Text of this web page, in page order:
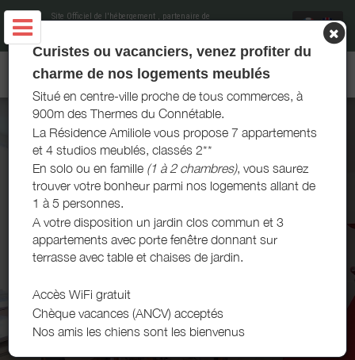
Site Officiel de l'hébergement , partenaire de
AMILIOLE LOCATIONS - LA ROCHE-POSAY
Curistes ou vacanciers, venez profiter du
charme de nos logements meublés
Situé en centre-ville proche de tous commerces, à
900m des Thermes du Connétable.
La Résidence Amiliole vous propose 7 appartements
et 4 studios meublés, classés 2**
En solo ou en famille (1 à 2 chambres), vous saurez
trouver votre bonheur parmi nos logements allant de
1 à 5 personnes.
A votre disposition un jardin clos commun et 3
appartements avec porte fenêtre donnant sur
terrasse avec table et chaises de jardin.
Accès WiFi gratuit
Chèque vacances (ANCV) acceptés
Nos amis les chiens sont les bienvenus